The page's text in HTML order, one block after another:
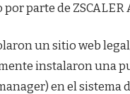
parte de ZSCALER
un sitio web
instalaron una
en el sistema